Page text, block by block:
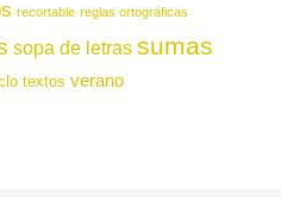
recortable reglas ortográficas
sopa de letras sumas
textos verano